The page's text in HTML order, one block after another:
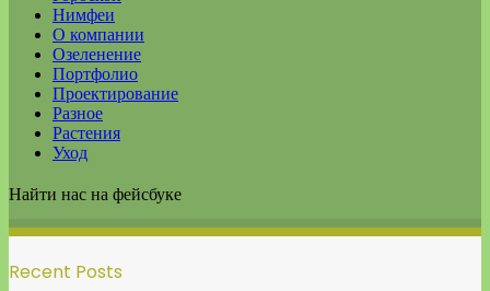
Нимфеи
О компании
Озеленение
Портфолио
Проектирование
Разное
Растения
Уход
Найти нас на фейсбуке
Recent Posts